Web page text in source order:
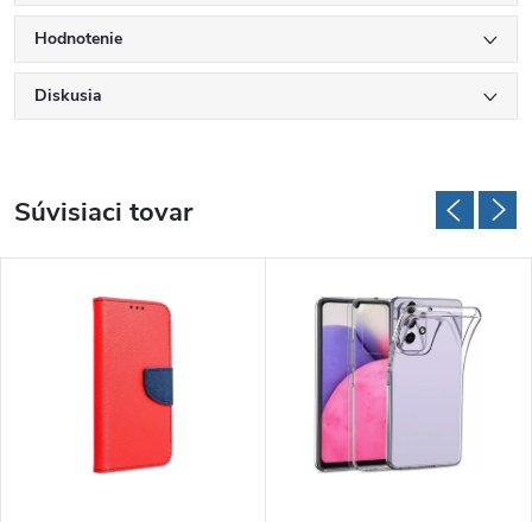
Hodnotenie
Diskusia
Súvisiaci tovar